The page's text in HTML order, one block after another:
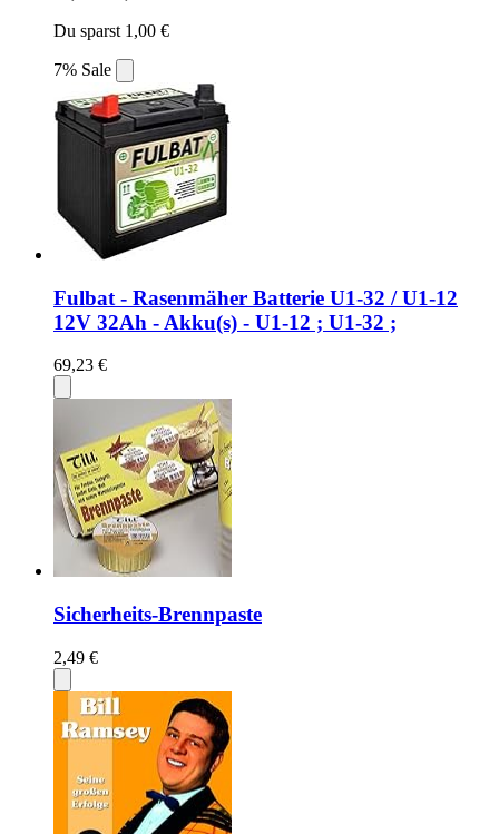
Du sparst 1,00 €
7% Sale
Fulbat - Rasenmäher Batterie U1-32 / U1-12
12V 32Ah - Akku(s) - U1-12 ; U1-32 ;
69,23 €
Sicherheits-Brennpaste
2,49 €